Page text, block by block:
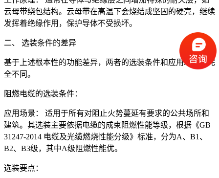
云母带绕包结构。云母带在高温下会烧结成坚固的硬壳，继续
发挥着绝缘作用，保护导体不受损坏。
二、 选装条件的差异
基于上述根本性的功能差异，两者的选装条件和应用场景也完
全不同。
阻燃电缆的选装条件：
应用场景： 适用于所有对阻止火势蔓延有要求的公共场所和
建筑。其选装主要依据电缆的成束阻燃性能等级，根据《GB
31247-2014 电缆及光缆燃烧性能分级》标准，分为A、B1、
B2、B3级，其中A级阻燃性能优。
选装要点：